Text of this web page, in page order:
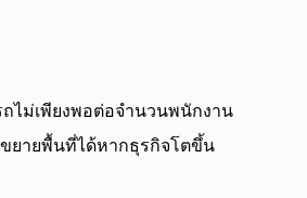
ไม่เพียงพอต่อจำนวนพนักงาน
ยายพื้นที่ได้หากธุรกิจโตขึ้น